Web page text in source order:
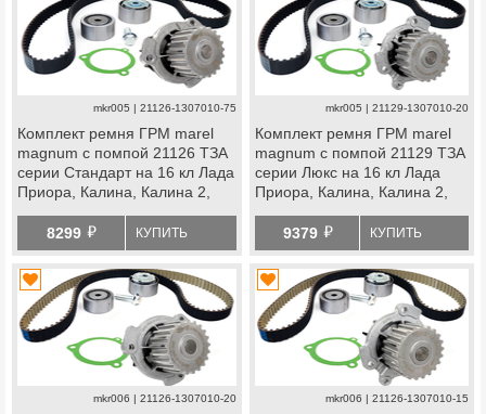
mkr005 | 21126-1307010-75
Комплект ремня ГРМ marel
magnum с помпой 21126 ТЗА
серии Стандарт на 16 кл Лада
Приора, Калина, Калина 2,
Ларгус fl, Веста, Икс
Рей, datsun
8299 й КУПИТЬ
mkr005 | 21129-1307010-20
Комплект ремня ГРМ marel
magnum с помпой 21129 ТЗА
серии Люкс на 16 кл Лада
Приора, Калина, Калина 2,
Ларгус fl, Веста, Икс
Рей, datsun
9379 й КУПИТЬ
mkr006 | 21126-1307010-20 mkr006 | 21126-1307010-15